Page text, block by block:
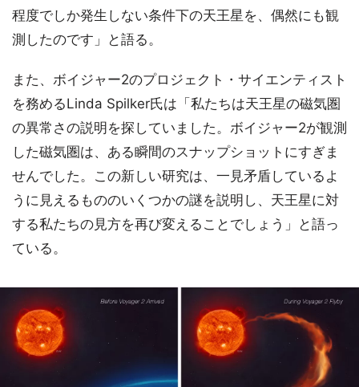
程度でしか発生しない条件下の天王星を、偶然にも観
測したのです」と語る。
また、ボイジャー2のプロジェクト・サイエンティスト
を務めるLinda Spilker氏は「私たちは天王星の磁気圏
の異常さの説明を探していました。ボイジャー2が観測
した磁気圏は、ある瞬間のスナップショットにすぎま
せんでした。この新しい研究は、一見矛盾しているよ
うに見えるもののいくつかの謎を説明し、天王星に対
する私たちの見方を再び変えることでしょう」と語っ
ている。